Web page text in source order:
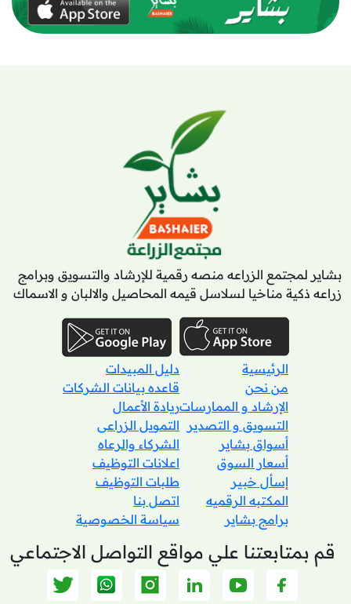
بشاير لمجتمع الزراعه منصه رقمية للإرشاد والتسويق وبرامج
زراعه ذكية مناخيا لسلاسل قيمه المحاصيل والالبان و الاسماك
الرئيسية
من نحن
الإرشاد و الممارسات
التسويق و التصدير
أسواق بشاير
أسعار السوق
إسأل خبير
المكتبه الرقميه
برامج بشاير
دليل المبيدات
قاعده بيانات الشركات
ريادة الأعمال
التمويل الزراعى
الشركاء والرعاه
اعلانات التوظيف
طلبات التوظيف
اتصل بنا
سياسة الخصوصية
قم بمتابعتنا علي مواقع التواصل الاجتماعي